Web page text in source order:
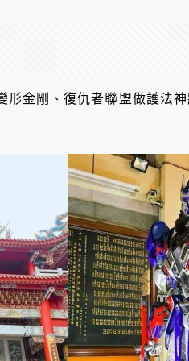
形金剛、復仇者聯盟做護法神